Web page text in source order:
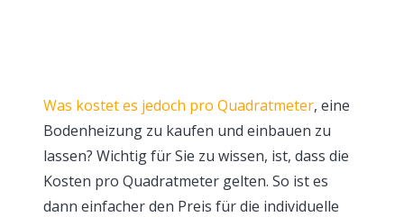
Was kostet es jedoch pro Quadratmeter, eine
Bodenheizung zu kaufen und einbauen zu
lassen? Wichtig für Sie zu wissen, ist, dass die
Kosten pro Quadratmeter gelten. So ist es
dann einfacher den Preis für die individuelle